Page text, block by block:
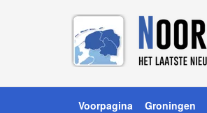
Voorpagina Groningen